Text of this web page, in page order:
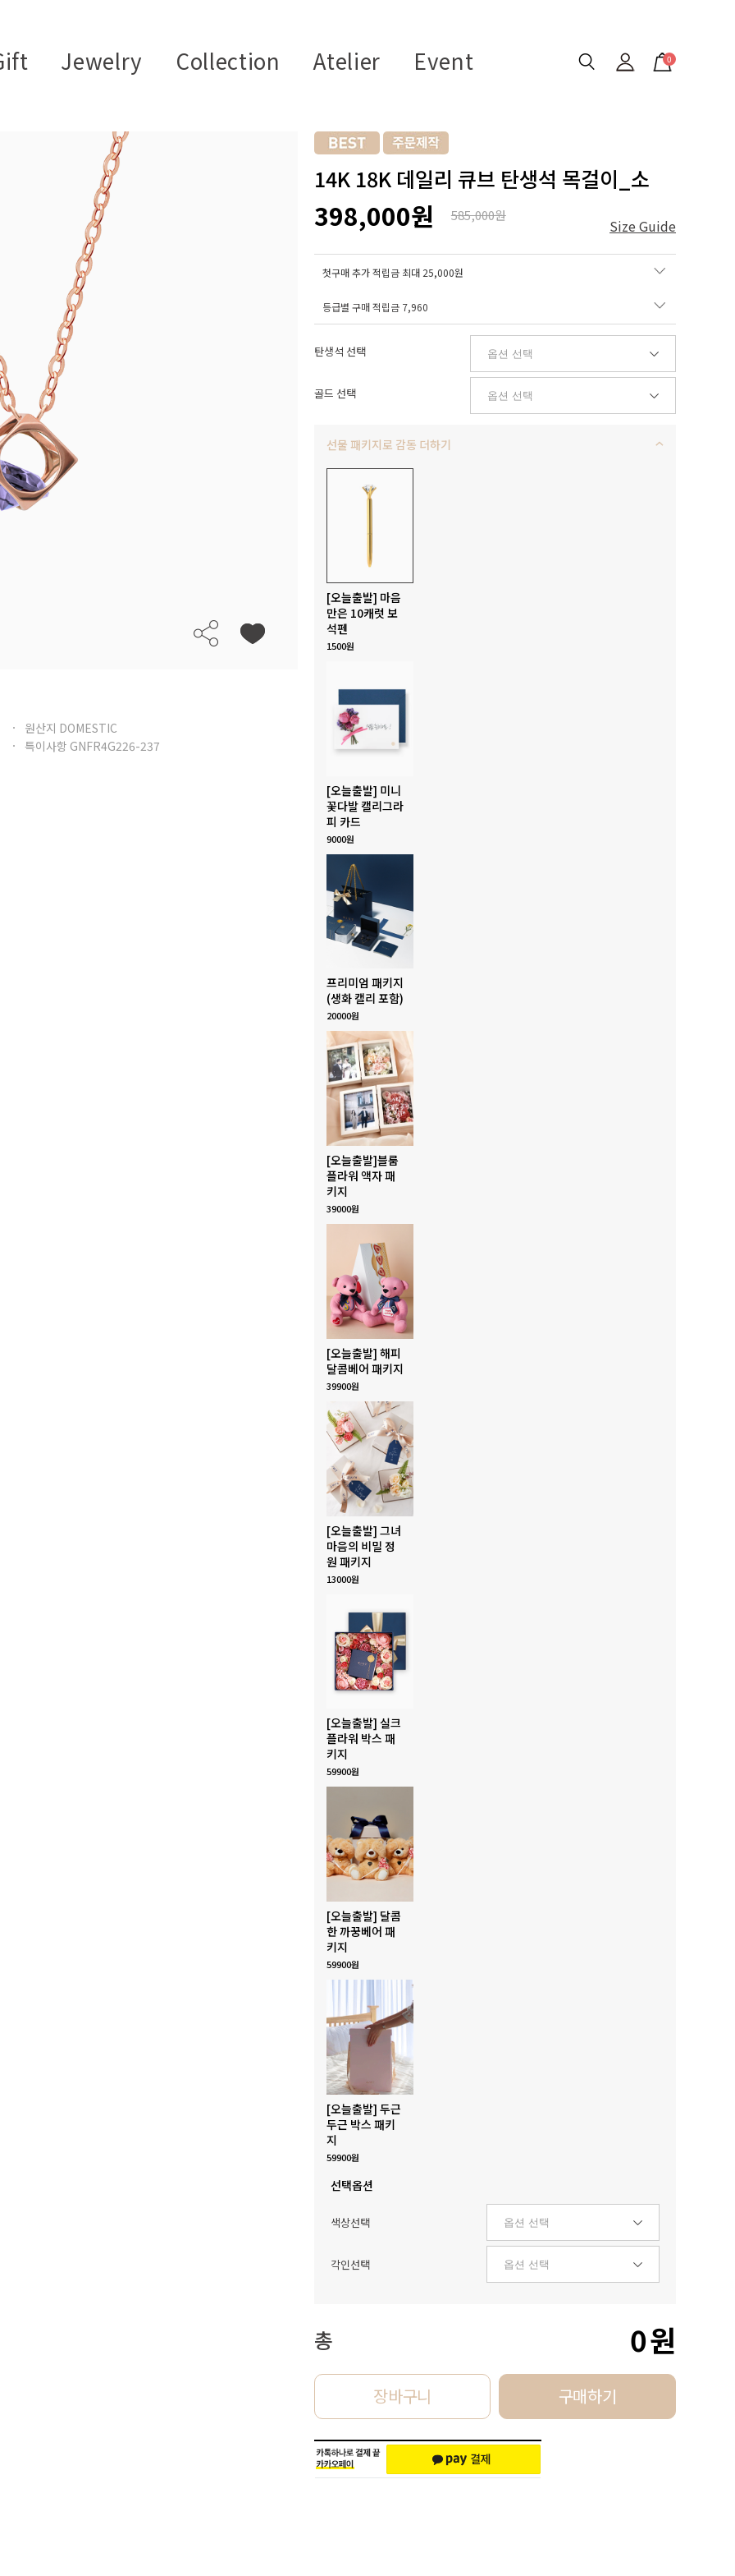
Jewelry Collection Atelier Event 0
원산지 DOMESTIC
특이사항 GNFR4G226-237
14K 18K 데일리 큐브 탄생석 목걸이_소
398,000원 585,000원
Size Guide
첫구매 추가 적립금 최대 25,000원
등급별 구매 적립금 7,960
탄생석 선택
골드 선택
선물 패키지로 감동 더하기
[오늘출발] 마음
만은 10캐럿 보
석펜
1500원
[오늘출발] 미니
꽃다발 캘리그라
피 카드
9000원
프리미엄 패키지
(생화 캘리 포함)
20000원
[오늘출발]블룸
플라워 액자 패
키지
39000원
[오늘출발] 해피
달콤베어 패키지
39900원
[오늘출발] 그녀
마음의 비밀 정
원 패키지
13000원
[오늘출발] 실크
플라워 박스 패
키지
59900원
[오늘출발] 달콤
한 까꿍베어 패
키지
59900원
[오늘출발] 두근
두근 박스 패키
지
59900원
선택옵션
색상선택
각인선택
총 0원
장바구니 구매하기